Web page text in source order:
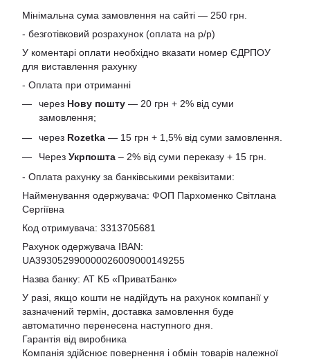
Мінімальна сума замовлення на сайті — 250 грн.
- безготівковий розрахунок (оплата на р/р)
У коментарі оплати необхідно вказати номер ЄДРПОУ
для виставлення рахунку
- Оплата при отриманні
через Нову пошту — 20 грн + 2% від суми
замовлення;
через Rozetka — 15 грн + 1,5% від суми замовлення.
Через Укрпошта – 2% від суми переказу + 15 грн.
- Оплата рахунку за банківськими реквізитами:
Найменування одержувача: ФОП Пархоменко Світлана
Сергіївна
Код отримувача: 3313705681
Рахунок одержувача IBAN:
UA393052990000026009000149255
Назва банку: АТ КБ «ПриватБанк»
У разі, якщо кошти не надійдуть на рахунок компанії у
зазначений термін, доставка замовлення буде
автоматично перенесена наступного дня.
Гарантія від виробника
Компанія здійснює повернення і обмін товарів належної